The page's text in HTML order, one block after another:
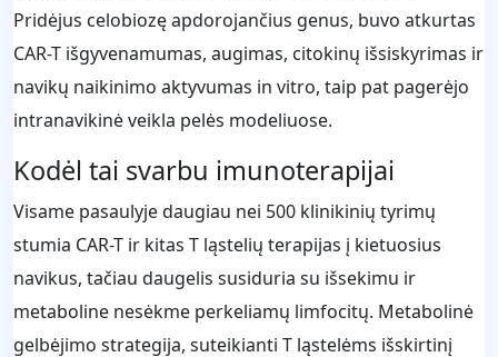
Pridėjus celobiozę apdorojančius genus, buvo atkurtas
CAR-T išgyvenamumas, augimas, citokinų išsiskyrimas ir
navikų naikinimo aktyvumas in vitro, taip pat pagerėjo
intranavikinė veikla pelės modeliuose.
Kodėl tai svarbu imunoterapijai
Visame pasaulyje daugiau nei 500 klinikinių tyrimų
stumia CAR-T ir kitas T ląstelių terapijas į kietuosius
navikus, tačiau daugelis susiduria su išsekimu ir
metaboline nesėkme perkeliamų limfocitų. Metabolinė
gelbėjimo strategija, suteikianti T ląstelėms išskirtinį